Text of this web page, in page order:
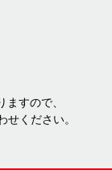
すので、
ください。